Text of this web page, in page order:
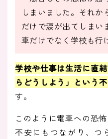
しまいました。それか
だけで涙が出てしまい
車だけでなく学校も行
学校や仕事は生活に直
らどうしよう」という
す。
このように電車への恐
不安にもつながり、つ